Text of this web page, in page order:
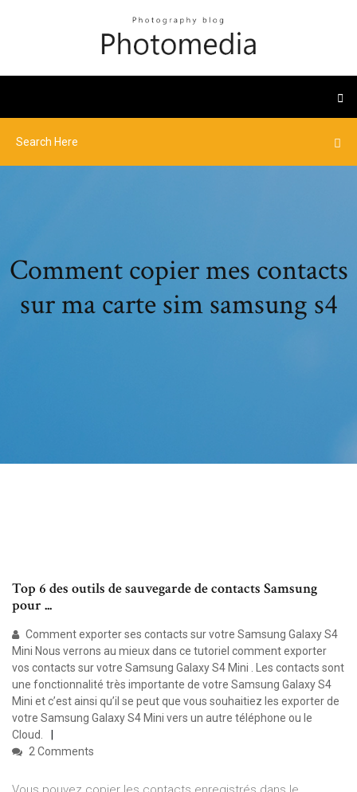
Comment copier mes contacts
sur ma carte sim samsung s4
Top 6 des outils de sauvegarde de contacts Samsung
pour ...
Comment exporter ses contacts sur votre Samsung Galaxy S4
Mini Nous verrons au mieux dans ce tutoriel comment exporter
vos contacts sur votre Samsung Galaxy S4 Mini . Les contacts sont
une fonctionnalité très importante de votre Samsung Galaxy S4
Mini et c’est ainsi qu’il se peut que vous souhaitiez les exporter de
votre Samsung Galaxy S4 Mini vers un autre téléphone ou le
Cloud.
2 Comments